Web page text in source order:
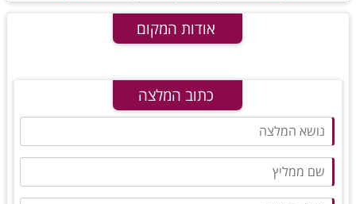
אודות המקום
כתוב המלצה